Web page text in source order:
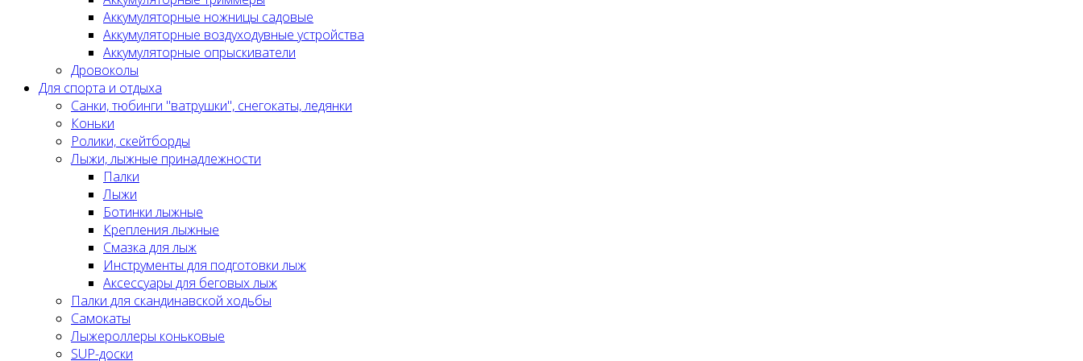
Аккумуляторные ножницы садовые
Аккумуляторные воздуходувные устройства
Аккумуляторные опрыскиватели
Дровоколы
Для спорта и отдыха
Санки, тюбинги "ватрушки", снегокаты, ледянки
Коньки
Ролики, скейтборды
Лыжи, лыжные принадлежности
Палки
Лыжи
Ботинки лыжные
Крепления лыжные
Смазка для лыж
Инструменты для подготовки лыж
Аксессуары для беговых лыж
Палки для скандинавской ходьбы
Самокаты
Лыжероллеры коньковые
SUP-доски